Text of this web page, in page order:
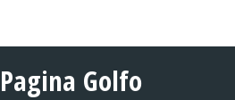
Golfo